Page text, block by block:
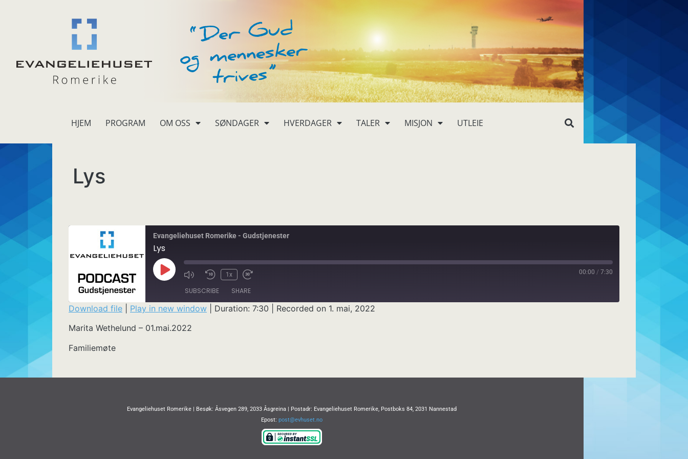
HJEM PROGRAM OM OSS SØNDAGER HVERDAGER TALER MISJON UTLEIE
Lys
Evangeliehuset Romerike - Gudstjenester
Lys
1x 00:00 / 7:30
SUBSCRIBE SHARE
RSS FEED
SHARE
LINK
Download file Play in new window Duration: 7:30
Recorded on 1. mai, 2022
Marita Wethelund – 01.mai.2022
Familiemøte
Evangeliehuset Romerike | Besøk: Åsvegen 289, 2033 Åsgreina | Postadr: Evangeliehuset Romerike, Postboks 84, 2031 Nannestad
Epost: post@evhuset.no